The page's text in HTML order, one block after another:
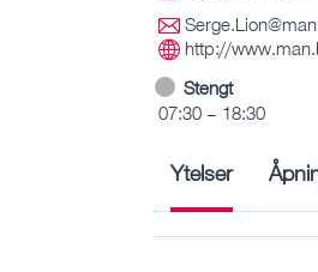
http://
Stengt
07:30 – 18:30
Ytelser